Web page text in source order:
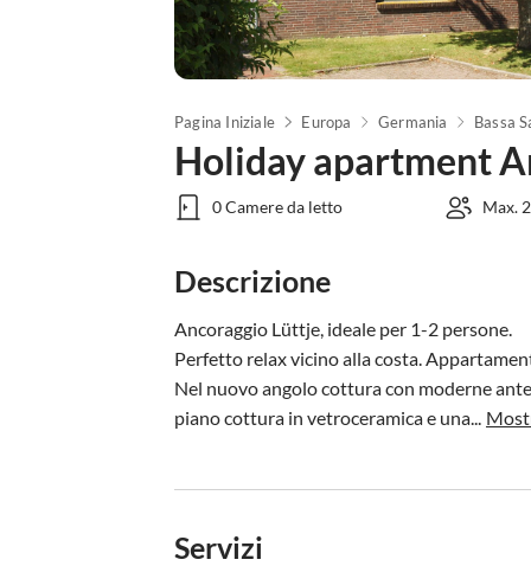
Pagina Iniziale Europa Germania Bassa
Holiday apartment
0 Camere da letto Max.
Descrizione
Ancoraggio Lüttje, ideale per 1-2 persone.
Perfetto relax vicino alla costa.
Nel nuovo angolo cottura con moderne
piano cottura in vetroceramica e una...
Servizi